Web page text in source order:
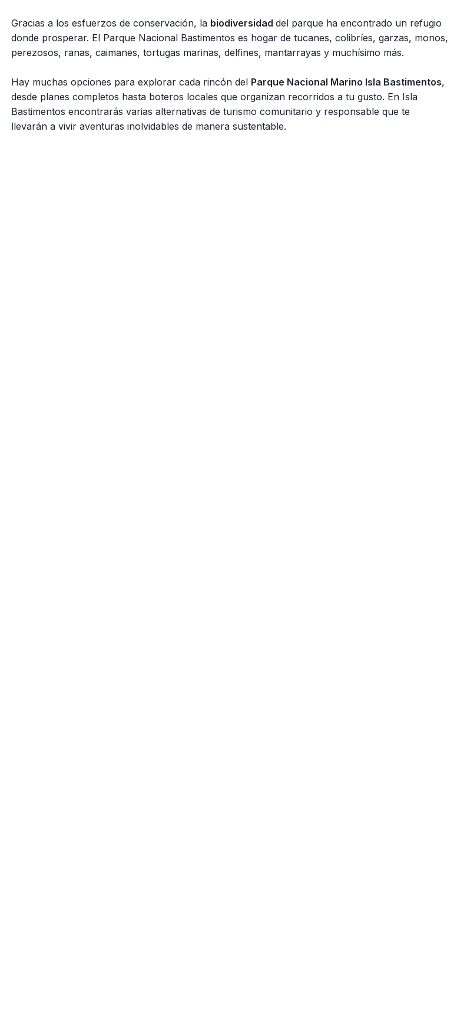
Gracias a los esfuerzos de conservación, la biodiversidad del parque ha encontrado un refugio
donde prosperar. El Parque Nacional Bastimentos es hogar de tucanes, colibríes, garzas, monos,
perezosos, ranas, caimanes, tortugas marinas, delfines, mantarrayas y muchísimo más.
Hay muchas opciones para explorar cada rincón del Parque Nacional Marino Isla Bastimentos,
desde planes completos hasta boteros locales que organizan recorridos a tu gusto. En Isla
Bastimentos encontrarás varias alternativas de turismo comunitario y responsable que te
llevarán a vivir aventuras inolvidables de manera sustentable.